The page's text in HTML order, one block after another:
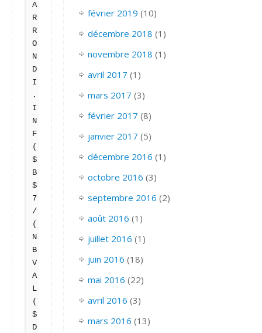
A
R
R
O
N
D
I
.
I
N
F
(
$
B
$
7
/
(
N
B
V
A
L
(
$
D
février 2019 (10)
décembre 2018 (1)
novembre 2018 (1)
avril 2017 (1)
mars 2017 (3)
février 2017 (8)
janvier 2017 (5)
décembre 2016 (1)
octobre 2016 (3)
septembre 2016 (2)
août 2016 (1)
juillet 2016 (1)
juin 2016 (18)
mai 2016 (22)
avril 2016 (3)
mars 2016 (13)